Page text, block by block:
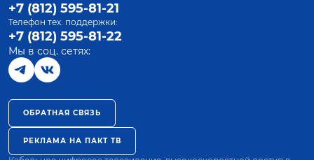
+7 (812) 595-81-21
Телефон тех. поддержки:
+7 (812) 595-81-22
Мы в соц. сетях:
ОБРАТНАЯ СВЯЗЬ
РЕКЛАМА НА ПАКТ ТВ